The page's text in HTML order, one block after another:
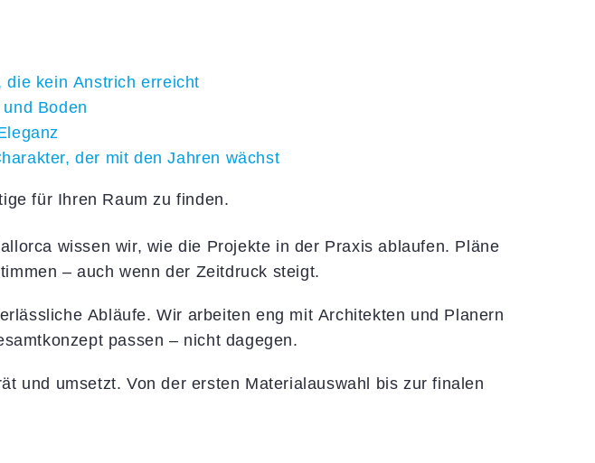
kein Anstrich erreicht
Boden
der mit den Jahren wächst
für Ihren Raum zu finden.
wissen wir, wie die Projekte in der Praxis ablaufen. Pläne
– auch wenn der Zeitdruck steigt.
Abläufe. Wir arbeiten eng mit Architekten und Planern
passen – nicht dagegen.
und umsetzt. Von der ersten Materialauswahl bis zur finalen